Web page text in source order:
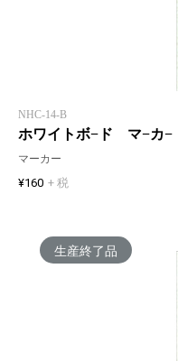
NHC-14-B
ホワイトボ−ド マ−カ
マーカー
¥160 + 税
生産終了品